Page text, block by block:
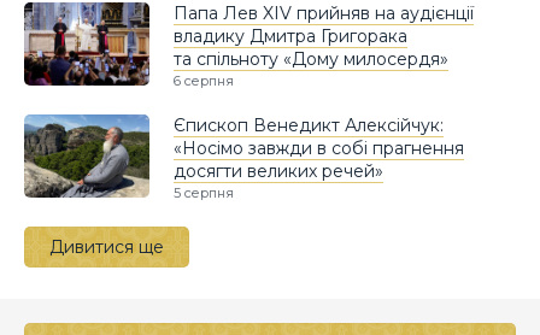
Папа Лев XIV прийняв на аудієнції
владику Дмитра Григорака
та спільноту «Дому милосердя»
6 серпня
Єпископ Венедикт Алексійчук:
«Носімо завжди в собі прагнення
досягти великих речей»
5 серпня
Дивитися ще